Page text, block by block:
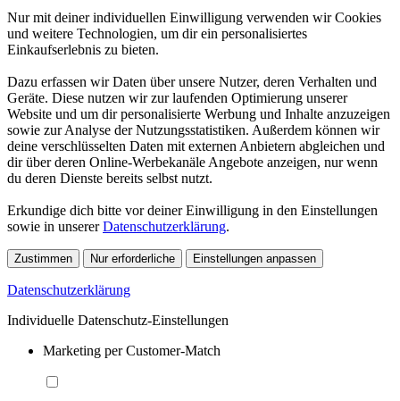
Nur mit deiner individuellen Einwilligung verwenden wir Cookies
und weitere Technologien, um dir ein personalisiertes
Einkaufserlebnis zu bieten.
Dazu erfassen wir Daten über unsere Nutzer, deren Verhalten und
Geräte. Diese nutzen wir zur laufenden Optimierung unserer
Website und um dir personalisierte Werbung und Inhalte anzuzeigen
sowie zur Analyse der Nutzungsstatistiken. Außerdem können wir
deine verschlüsselten Daten mit externen Anbietern abgleichen und
dir über deren Online-Werbekanäle Angebote anzeigen, nur wenn
du deren Dienste bereits selbst nutzt.
Erkundige dich bitte vor deiner Einwilligung in den Einstellungen
sowie in unsererDatenschutzerklärung.
Zustimmen Nur erforderliche Einstellungen anpassen
Datenschutzerklärung
Individuelle Datenschutz-Einstellungen
Marketing per Customer-Match